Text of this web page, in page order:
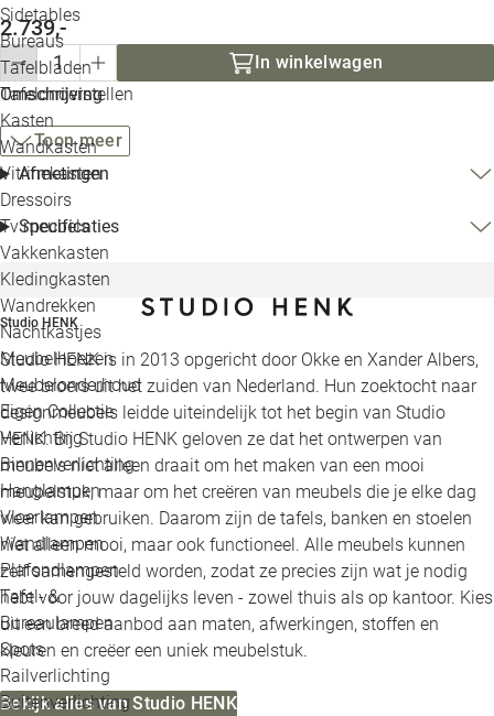
Sidetables
Bureaus
Tafelbladen
Tafelonderstellen
Kasten
Wandkasten
Vitrinekasten
Dressoirs
Tv meubels
Vakkenkasten
Kledingkasten
Wandrekken
Nachtkastjes
Meubelhoezen
Meubelonderhoud
Eigen Collectie
Verlichting
Binnenverlichting
Hanglampen
Vloerlampen
Wandlampen
Plafondlampen
Tafel- &
Bureaulampen
Spots
Railverlichting
Buitenverlichting
Alle
2.739,-
In winkelwagen
Omschrijving
Toon meer
Afmetingen
Specificaties
Studio HENK
Studio HENK is in 2013 opgericht door Okke en Xander Albers,
twee broers uit het zuiden van Nederland. Hun zoektocht naar
designmeubels leidde uiteindelijk tot het begin van Studio
HENK. Bij Studio HENK geloven ze dat het ontwerpen van
meubels niet alleen draait om het maken van een mooi
meubelstuk, maar om het creëren van meubels die je elke dag
weer kan gebruiken. Daarom zijn de tafels, banken en stoelen
niet alleen mooi, maar ook functioneel. Alle meubels kunnen
zelf samengesteld worden, zodat ze precies zijn wat je nodig
hebt voor jouw dagelijks leven - zowel thuis als op kantoor. Kies
uit een breed aanbod aan maten, afwerkingen, stoffen en
kleuren en creëer een uniek meubelstuk.
Bekijk alles van Studio HENK